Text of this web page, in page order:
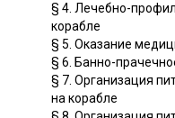
§ 4. Лечебно-
корабле
§ 5. Оказание
§ 6. Банно-
§ 7. Организация
на корабле